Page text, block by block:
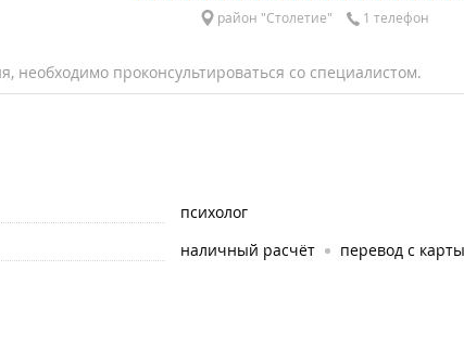
район "Столетие" 1 телефон
необходимо проконсультироваться со специалистом.
психолог
наличный расчёт перевод с